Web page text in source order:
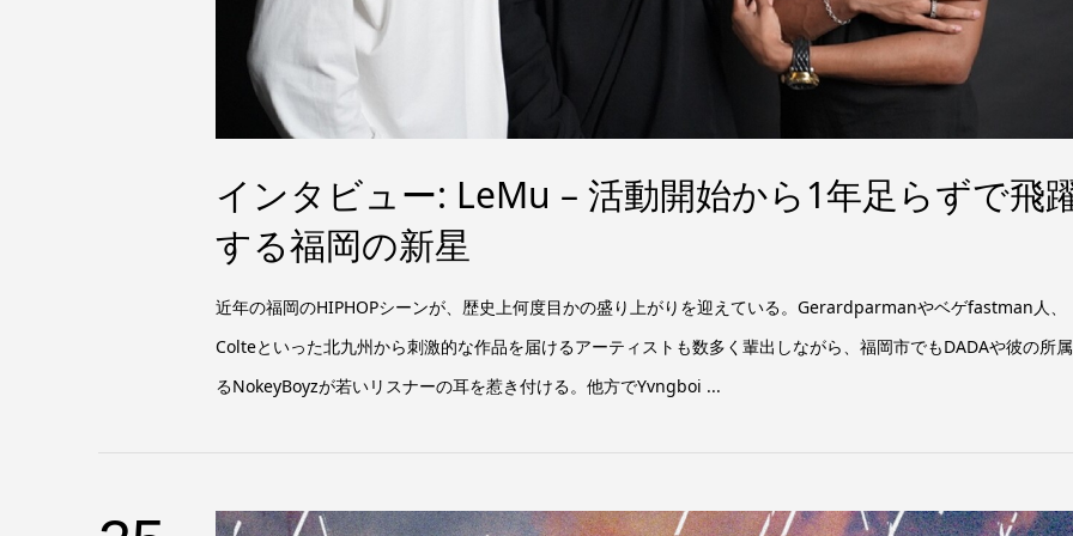
インタビュー: LeMu – 活動開始から1年足らずで飛
する福岡の新星
近年の福岡のHIPHOPシーンが、歴史上何度目かの盛り上がりを迎えている。Gerardparmanやベゲfastman人、
Colteといった北九州から刺激的な作品を届けるアーティストも数多く輩出しながら、福岡市でもDADAや彼の所
るNokeyBoyzが若いリスナーの耳を惹き付ける。他方でYvngboi ...